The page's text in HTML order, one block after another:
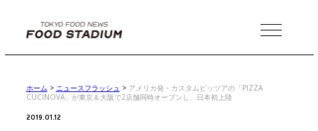
MENU
ホーム > ニュースフラッシュ > アメリカ発・カスタムピッツアの「PIZZA
CUCINOVA」が東京＆大阪で2店舗同時オープンし、日本初上陸
2019.01.12